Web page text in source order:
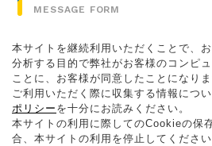
MESSAGE FORM
本サイトを継続利用いただくことで、
分析する目的で弊社がお客様のコンピ
ことに、お客様が同意したことになり
ご利用いただく際に収集する情報につ
ポリシー を十分にお読みください。
本サイトの利用に際してのCookieの保
合、本サイトの利用を停止してください